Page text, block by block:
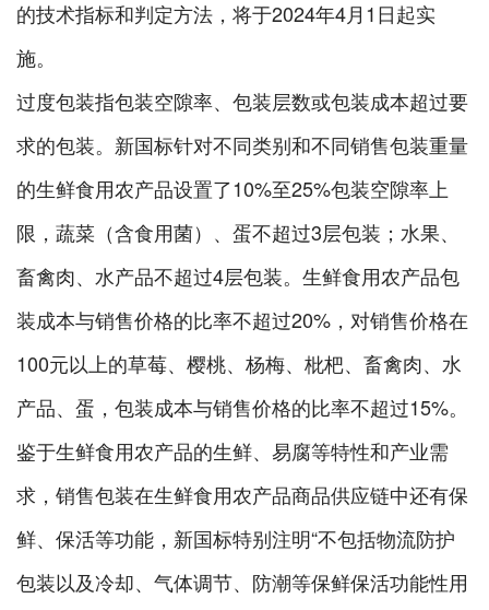
的技术指标和判定方法，将于2024年4月1日起实
施。
过度包装指包装空隙率、包装层数或包装成本超过要
求的包装。新国标针对不同类别和不同销售包装重量
的生鲜食用农产品设置了10%至25%包装空隙率上
限，蔬菜（含食用菌）、蛋不超过3层包装；水果、
畜禽肉、水产品不超过4层包装。生鲜食用农产品包
装成本与销售价格的比率不超过20%，对销售价格在
100元以上的草莓、樱桃、杨梅、枇杷、畜禽肉、水
产品、蛋，包装成本与销售价格的比率不超过15%。
鉴于生鲜食用农产品的生鲜、易腐等特性和产业需
求，销售包装在生鲜食用农产品商品供应链中还有保
鲜、保活等功能，新国标特别注明“不包括物流防护
包装以及冷却、气体调节、防潮等保鲜保活功能性用